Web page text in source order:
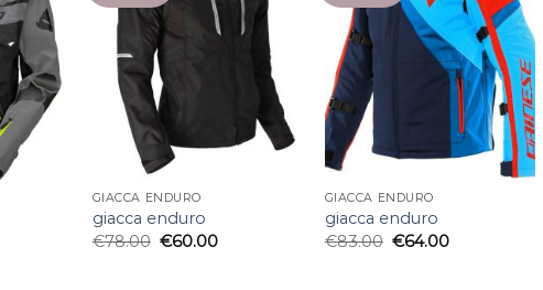
GIACCA ENDURO
giacca enduro
€78.00 €60.00
GIACCA ENDURO
giacca enduro
€83.00 €64.00